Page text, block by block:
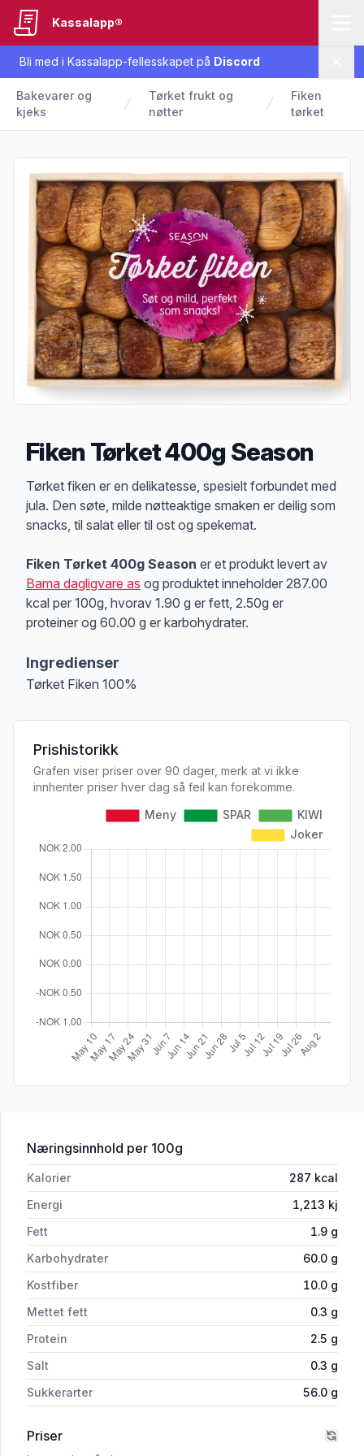
Bli med i Kassalapp-fellesskapet på Discord
Kassalapp®
Bakevarer og
kjeks
Tørket frukt og
nøtter
Fiken
tørket
Fiken Tørket 400g Season
Produktbeskrivelse
Tørket fiken er en delikatesse, spesielt forbundet med
jula. Den søte, milde nøtteaktige smaken er deilig som
snacks, til salat eller til ost og spekemat.
Fiken Tørket 400g Season er et produkt levert av
Bama dagligvare as og produktet inneholder 287.00
kcal per 100g, hvorav 1.90 g er fett, 2.50g er
proteiner og 60.00 g er karbohydrater.
Ingredienser
Tørket Fiken 100%
Prishistorikk
Grafen viser priser over 90 dager, merk at vi ikke
innhenter priser hver dag så feil kan forekomme.
Næringsinnhold for 'Fiken Tørket 400g Season'
per 100g
Kalorier 287 kcal
Energi
1,213 kj
Fett
1.9 g
Karbohydrater
60.0 g
Kostfiber
10.0 g
Mettet fett
0.3 g
Protein
2.5 g
Salt
0.3 g
Sukkerarter
56.0 g
Priser